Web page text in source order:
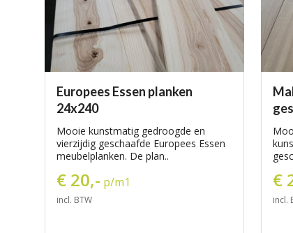
Europees Essen planken
24x240
Mooie kunstmatig gedroogde en
vierzijdig geschaafde Europees Essen
meubelplanken. De plan..
€ 20,- p/m1
incl. BTW
€
incl.